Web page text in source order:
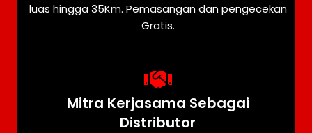
luas hingga 35Km. Pemasangan dan pengecekan
Gratis.
Mitra Kerjasama Sebagai
Distributor